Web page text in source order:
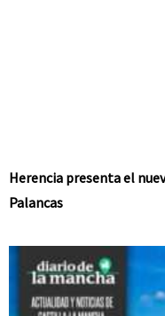
Herencia presenta el
Palancas